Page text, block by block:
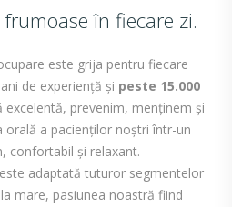
în fiecare zi.
este grija pentru fiecare
de experiență și peste 15.000
excelentă, prevenim, menținem și
a pacienților noștri într-un
confortabil și relaxant.
adaptată tuturor segmentelor
mare, pasiunea noastră fiind